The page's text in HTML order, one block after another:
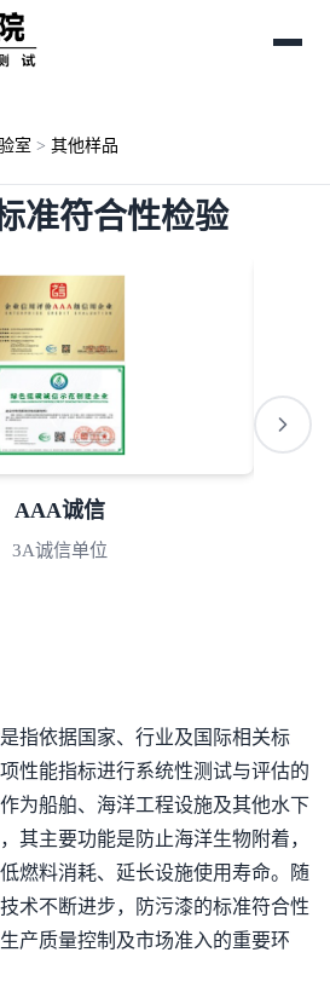
室 > 其他样品
准符合性检验
AAA诚信
3A诚信单位
是指依据国家、行业及国际相关标
性能指标进行系统性测试与评估的
为船舶、海洋工程设施及其他水下
其主要功能是防止海洋生物附着，
燃料消耗、延长设施使用寿命。随
术不断进步，防污漆的标准符合性
产质量控制及市场准入的重要环